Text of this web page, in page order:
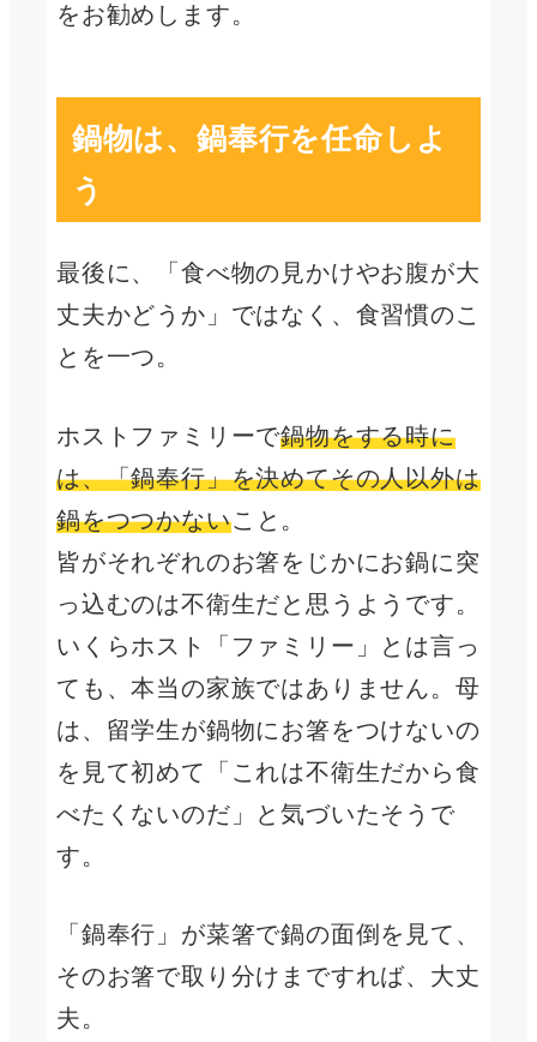
をお勧めします。
鍋物は、鍋奉行を任命しよ
う
最後に、「食べ物の見かけやお腹が大
丈夫かどうか」ではなく、食習慣のこ
とを一つ。
ホストファミリーで鍋物をする時に
は、「鍋奉行」を決めてその人以外は
鍋をつつかないこと。
皆がそれぞれのお箸をじかにお鍋に突
っ込むのは不衛生だと思うようです。
いくらホスト「ファミリー」とは言っ
ても、本当の家族ではありません。母
は、留学生が鍋物にお箸をつけないの
を見て初めて「これは不衛生だから食
べたくないのだ」と気づいたそうで
す。
「鍋奉行」が菜箸で鍋の面倒を見て、
そのお箸で取り分けまですれば、大丈
夫。